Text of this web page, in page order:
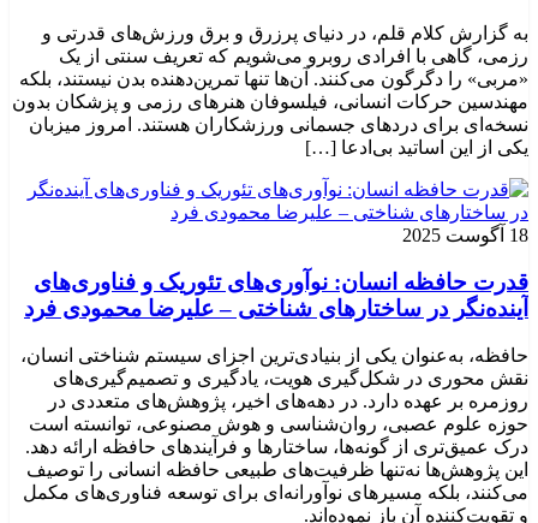
به گزارش کلام قلم، در دنیای پرزرق و برق ورزش‌های قدرتی و
رزمی، گاهی با افرادی روبرو می‌شویم که تعریف سنتی از یک
«مربی» را دگرگون می‌کنند. آن‌ها تنها تمرین‌دهنده بدن نیستند، بلکه
مهندسین حرکات انسانی، فیلسوفان هنرهای رزمی و پزشکان بدون
نسخه‌ای برای دردهای جسمانی ورزشکاران هستند. امروز میزبان
یکی از این اساتید بی‌ادعا […]
18 آگوست 2025
قدرت حافظه انسان: نوآوری‌های تئوریک و فناوری‌های
آینده‌نگر در ساختارهای شناختی – علیرضا محمودی فرد
حافظه، به‌عنوان یکی از بنیادی‌ترین اجزای سیستم شناختی انسان،
نقش محوری در شکل‌گیری هویت، یادگیری و تصمیم‌گیری‌های
روزمره بر عهده دارد. در دهه‌های اخیر، پژوهش‌های متعددی در
حوزه علوم عصبی، روان‌شناسی و هوش مصنوعی، توانسته‌ است
درک عمیق‌تری از گونه‌ها، ساختارها و فرآیندهای حافظه ارائه دهد.
این پژوهش‌ها نه‌تنها ظرفیت‌های طبیعی حافظه انسانی را توصیف
می‌کنند، بلکه مسیرهای نوآورانه‌ای برای توسعه فناوری‌های مکمل
و تقویت‌کننده آن باز نموده‌اند.